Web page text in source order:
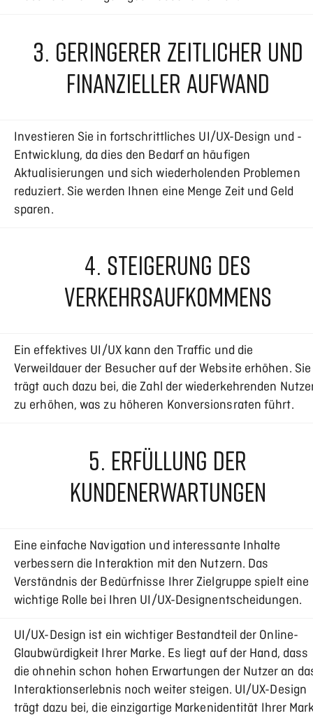
3. GERINGERER ZEITLICHER UND
FINANZIELLER AUFWAND
Investieren Sie in fortschrittliches UI/UX-Design und -
Entwicklung, da dies den Bedarf an häufigen
Aktualisierungen und sich wiederholenden Problemen
reduziert. Sie werden Ihnen eine Menge Zeit und Geld
sparen.
4. STEIGERUNG DES
VERKEHRSAUFKOMMENS
Ein effektives UI/UX kann den Traffic und die
Verweildauer der Besucher auf der Website erhöhen. Sie
trägt auch dazu bei, die Zahl der wiederkehrenden
zu erhöhen, was zu höheren Konversionsraten führt.
5. ERFÜLLUNG DER
KUNDENERWARTUNGEN
Eine einfache Navigation und interessante Inhalte
verbessern die Interaktion mit den Nutzern. Das
Verständnis der Bedürfnisse Ihrer Zielgruppe spielt eine
wichtige Rolle bei Ihren UI/UX-Designentscheidungen.
UI/UX-Design ist ein wichtiger Bestandteil der Online-
Glaubwürdigkeit Ihrer Marke. Es liegt auf der Hand, dass
die ohnehin schon hohen Erwartungen der Nutzer an
Interaktionserlebnis noch weiter steigen. UI/UX-Design
trägt dazu bei, die einzigartige Markenidentität Ihrer